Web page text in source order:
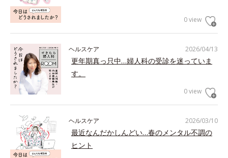
0 view
2026/04/13
ヘルスケア
更年期真っ只中…婦人科の受診を迷っていま
す。
0 view
2026/03/10
ヘルスケア
最近なんだかしんどい…春のメンタル不調の
ヒント